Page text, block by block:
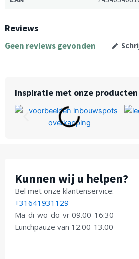
Reviews
Geen reviews gevonden
Inspiratie met onze producten
Kunnen wij u helpen?
Bel met onze klantenservice:
+31641931129
Ma-di-wo-do-vr 09.00-16:30
Lunchpauze van 12.00-13.00